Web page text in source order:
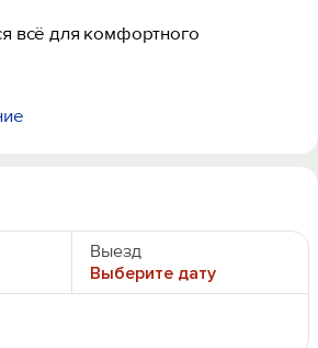
всё для комфортного
и полотенца на всех гостей.
Выезд
Выберите дату